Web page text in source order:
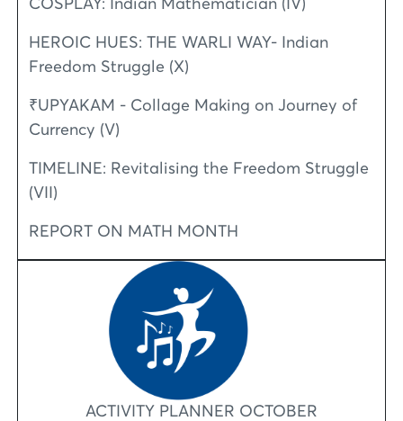
COSPLAY: Indian Mathematician (IV)
HEROIC HUES: THE WARLI WAY- Indian
Freedom Struggle (X)
₹UPYAKAM - Collage Making on Journey of
Currency (V)
TIMELINE: Revitalising the Freedom Struggle
(VII)
REPORT ON MATH MONTH
ACTIVITY PLANNER OCTOBER